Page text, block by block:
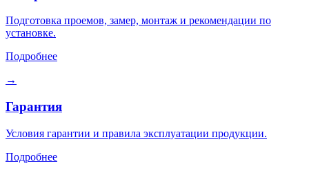
Подготовка проемов, замер, монтаж и рекомендации по
установке.
Подробнее
→
Гарантия
Условия гарантии и правила эксплуатации продукции.
Подробнее